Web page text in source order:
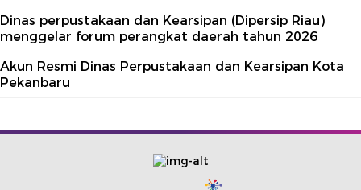
Dinas perpustakaan dan Kearsipan (Dipersip Riau)
menggelar forum perangkat daerah tahun 2026
Akun Resmi Dinas Perpustakaan dan Kearsipan Kota
Pekanbaru